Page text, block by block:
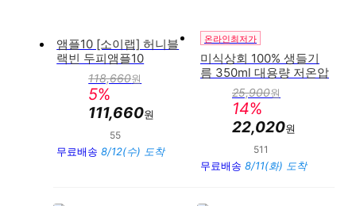
앰플10 [소이랩] 허니블
랙빈 두피앰플10
118,660원
5%
111,660원
55
무료배송 8/12(수) 도착
온라인최저가
미식상회 100% 생들기
름 350ml 대용량 저온압
25,900원
14%
22,020원
511
무료배송 8/11(화) 도착